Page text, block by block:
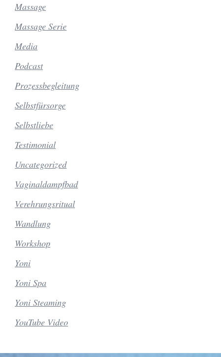
Massage
Massage Serie
Media
Podcast
Prozessbegleitung
Selbstfürsorge
Selbstliebe
Testimonial
Uncategorized
Vaginaldampfbad
Verehrungsritual
Wandlung
Workshop
Yoni
Yoni Spa
Yoni Steaming
YouTube Video